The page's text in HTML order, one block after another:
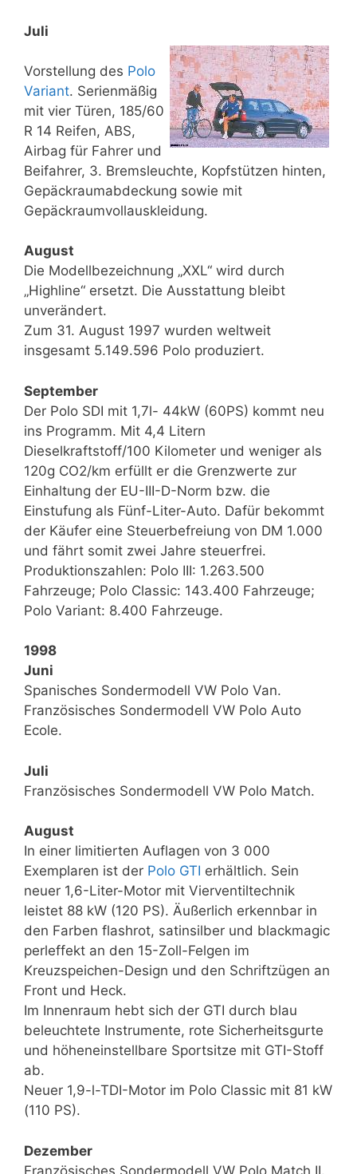
Juli
Vorstellung des Polo
Variant. Serienmäßig
mit vier Türen, 185/60
R 14 Reifen, ABS,
Airbag für Fahrer und
Beifahrer, 3. Bremsleuchte, Kopfstützen hinten,
Gepäckraumabdeckung sowie mit
Gepäckraumvollauskleidung.
August
Die Modellbezeichnung „XXL“ wird durch
„Highline“ ersetzt. Die Ausstattung bleibt
unverändert.
Zum 31. August 1997 wurden weltweit
insgesamt 5.149.596 Polo produziert.
September
Der Polo SDI mit 1,7l- 44kW (60PS) kommt neu
ins Programm. Mit 4,4 Litern
Dieselkraftstoff/100 Kilometer und weniger als
120g CO2/km erfüllt er die Grenzwerte zur
Einhaltung der EU-III-D-Norm bzw. die
Einstufung als Fünf-Liter-Auto. Dafür bekommt
der Käufer eine Steuerbefreiung von DM 1.000
und fährt somit zwei Jahre steuerfrei.
Produktionszahlen: Polo III: 1.263.500
Fahrzeuge; Polo Classic: 143.400 Fahrzeuge;
Polo Variant: 8.400 Fahrzeuge.
1998
Juni
Spanisches Sondermodell VW Polo Van.
Französisches Sondermodell VW Polo Auto
Ecole.
Juli
Französisches Sondermodell VW Polo Match.
August
In einer limitierten Auflagen von 3 000
Exemplaren ist der Polo GTI erhältlich. Sein
neuer 1,6-Liter-Motor mit Vierventiltechnik
leistet 88 kW (120 PS). Äußerlich erkennbar in
den Farben flashrot, satinsilber und blackmagic
perleffekt an den 15-Zoll-Felgen im
Kreuzspeichen-Design und den Schriftzügen an
Front und Heck.
Im Innenraum hebt sich der GTI durch blau
beleuchtete Instrumente, rote Sicherheitsgurte
und höheneinstellbare Sportsitze mit GTI-Stoff
ab.
Neuer 1,9-l-TDI-Motor im Polo Classic mit 81 kW
(110 PS).
Dezember
Französisches Sondermodell VW Polo Match II.